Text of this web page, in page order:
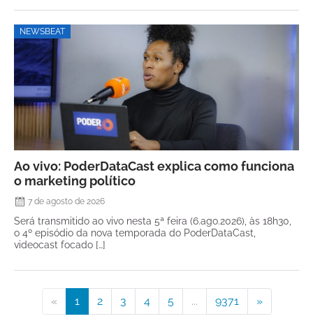
NEWSBEAT
Ao vivo: PoderDataCast explica como funciona
o marketing político
7 de agosto de 2026
Será transmitido ao vivo nesta 5ª feira (6.ago.2026), às 18h30,
o 4º episódio da nova temporada do PoderDataCast,
videocast focado […]
« 1 2 3 4 5 ... 9371 »